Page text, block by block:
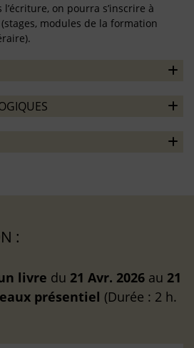
on pourra s’inscrire à
(stages, modules de la formation
:
livre du 21 Avr. 2026 au 21
présentiel (Durée : 2 h.